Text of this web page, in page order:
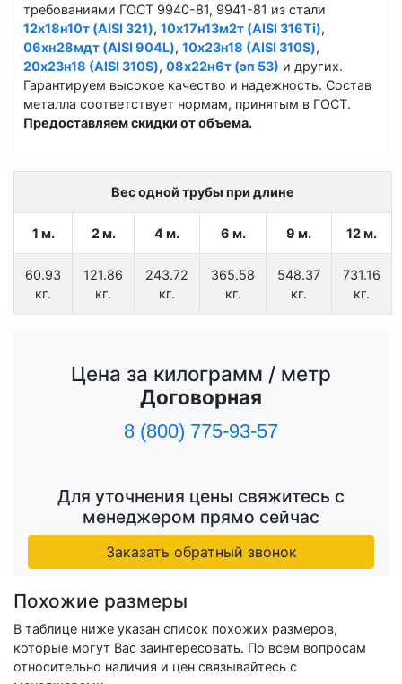
требованиями ГОСТ 9940-81, 9941-81 из стали
12х18н10т (AISI 321), 10х17н13м2т (AISI 316Ti),
06хн28мдт (AISI 904L), 10х23н18 (AISI 310S),
20х23н18 (AISI 310S), 08х22н6т (эп 53) и других.
Гарантируем высокое качество и надежность. Состав
металла соответствует нормам, принятым в ГОСТ.
Предоставляем скидки от объема.
Вес одной трубы при длине
1 м. 2 м. 4 м. 6 м. 9 м. 12 м.
60.93
кг.
121.86
кг.
243.72
кг.
365.58
кг.
548.37
кг.
731.16
кг.
Цена за килограмм / метр
Договорная
8 (800) 775-93-57
Для уточнения цены свяжитесь с
менеджером прямо сейчас
Заказать обратный звонок
Похожие размеры
В таблице ниже указан список похожих размеров,
которые могут Вас заинтересовать. По всем вопросам
относительно наличия и цен связывайтесь с